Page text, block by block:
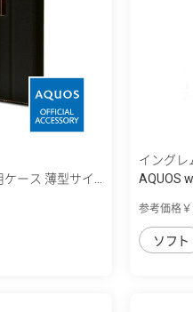
ース 薄型サイ...
イングレ
AQUOS
参考価格
ソフト